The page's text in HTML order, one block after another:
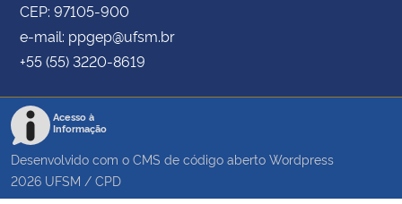
CEP: 97105-900
e-mail: ppgep@ufsm.br
+55 (55) 3220-8619
Acesso à
Informação
Desenvolvido com o CMS de código aberto Wordpress
2026 UFSM / CPD